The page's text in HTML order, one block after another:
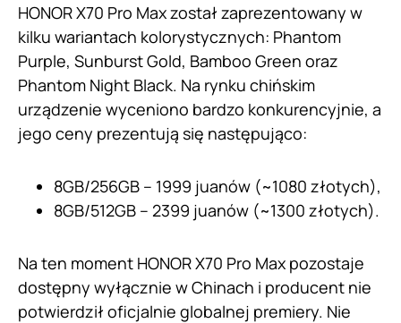
HONOR X70 Pro Max został zaprezentowany w
kilku wariantach kolorystycznych: Phantom
Purple, Sunburst Gold, Bamboo Green oraz
Phantom Night Black. Na rynku chińskim
urządzenie wyceniono bardzo konkurencyjnie, a
jego ceny prezentują się następująco:
8GB/256GB – 1999 juanów (~1080 złotych),
8GB/512GB – 2399 juanów (~1300 złotych).
Na ten moment HONOR X70 Pro Max pozostaje
dostępny wyłącznie w Chinach i producent nie
potwierdził oficjalnie globalnej premiery. Nie